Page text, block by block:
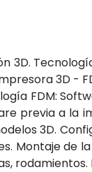
3D.
3D -
FDM:
previa a la
3D.
Montaje de